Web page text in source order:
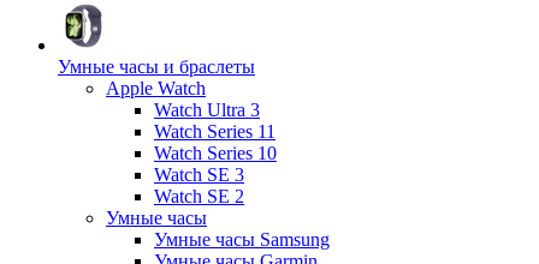
Умные часы и браслеты
Apple Watch
Watch Ultra 3
Watch Series 11
Watch Series 10
Watch SE 3
Watch SE 2
Умные часы
Умные часы Samsung